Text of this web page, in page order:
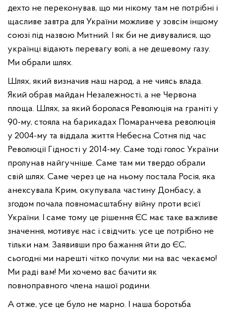
дехто не переконував, що ми нікому там не потрібні і
щасливе завтра для України можливе у зовсім іншому
союзі під назвою Митний. І як би не дивувалися, що
українці відають перевагу волі, а не дешевому газу.
Ми обрали шлях.
Шлях, який визначив наш народ, а не чиясь влада.
Який обрав майдан Незалежності, а не Червона
площа. Шлях, за який боролася Революція на граніті у
90-му, стояла на барикадах Помаранчева революція
у 2004-му та віддала життя Небесна Сотня під час
Революції Гідності у 2014-му. Саме тоді голос України
пролунав найгучніше. Саме там ми твердо обрали
свій шлях. Саме через це на ньому постала Росія, яка
анексувала Крим, окупувала частину Донбасу, а
згодом почала повномасштабну війну проти всієї
України. І саме тому це рішення ЄС має таке важливе
значення, мотивує нас і свідчить: усе це потрібно не
тільки нам. Заявивши про бажання йти до ЄС,
сьогодні ми нарешті чітко почули: ми на вас чекаємо!
Ми раді вам! Ми хочемо вас бачити як
повноправного члена нашої родини.
А отже, усе це було не марно. І наша боротьба